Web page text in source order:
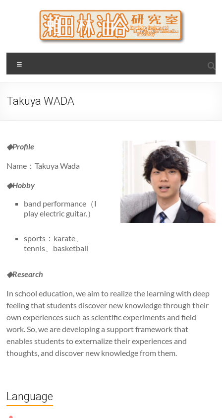
瀬田・林・油谷研究室
大阪公立大学 大学院 情報学研究科 学際情報学専攻 / 大阪府
立大学 理学部 情報数理科学科(大学院 理学系研究科 情報数理
Takuya WADA
◆Profile
Name：Takuya Wada
◆Hobby
band performance（I
play electric guitar.）
sports：karate、
tennis、basketball
◆Research
In school education, we aim to realize the learning with deep
feeling that students discover new knowledge through their
own experiences such as scientific experiments and field
work. So, we are developing a support framework that
enables students to externalize their experiences and
thoughts, and discover new knowledge from them.
Language